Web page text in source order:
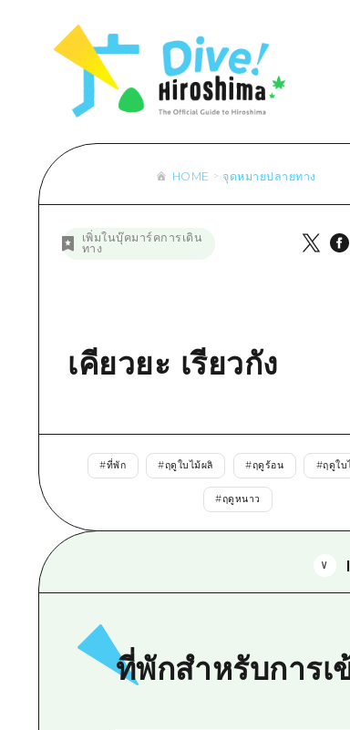
รายการ
คำแนะนำ
รายการ
อาหารรสเลิศ / สุรา
การปั่นจักรยาน
ช้อปปิ้ง
กีฬา
รายการ
คู่มือ Dive! Hiroshima
ฮิโรชิม่า โมชิ โมชิ ทราเวล
รายการ
เข้าถึงเข้าถึง
สรุปการจราจรรอง
ความแออัดของสิ่งอำนวยความสะดวก
ตั๋วเที่ยวคุ้มค่าตั๋วเที่ยวคุ้มค่า
บริการรับฝากและจัดส่งสัมภาระ
HOME จุดหมายปลายทาง
เพิ่มในบุ๊คมาร์คการเดิน
ทาง
เคียวยะ เรียวกัง
#ที่พัก #ฤดูใบไม้ผลิ #ฤดูร้อน #ฤดูใบ
#ฤดูหนาว
ที่พักสำหรับการเ